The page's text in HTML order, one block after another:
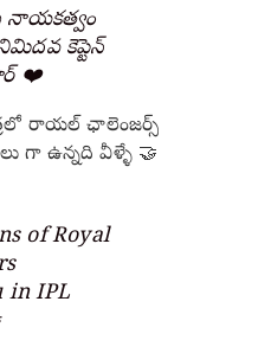
నాయకత్వం
కెప్టెన్
❤️
రాయల్ ఛాలెంజర్స్
లు గా ఉన్నది వీళ్ళే 🤝
of Royal
in IPL